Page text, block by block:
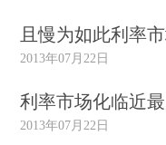
且慢为如此利率
2013年07月22日
利率市场化临近
2013年07月22日